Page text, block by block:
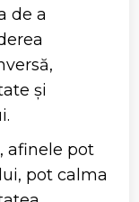
de a
și
afinele pot
pot calma